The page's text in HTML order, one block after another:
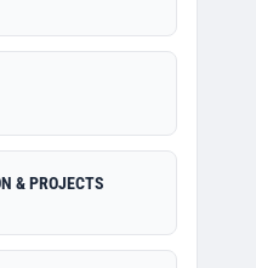
& PROJECTS